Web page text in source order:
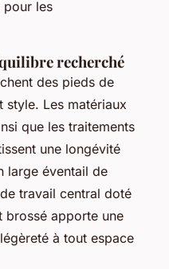
pour les
recherché
des pieds de
style. Les matériaux
que les traitements
une longévité
large éventail de
travail central doté
brossé apporte une
à tout espace